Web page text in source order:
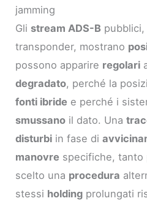
jamming
Gli stream ADS-B
transponder, mostrano
possono apparire regolari
degradato, perché la
fonti ibride e perché i
smussano il dato. Una
disturbi in fase di
manovre specifiche, tanto
scelto una procedura
stessi holding prolungati